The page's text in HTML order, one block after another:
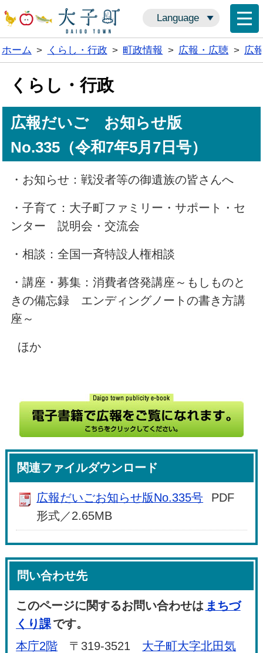
Language
ホーム > くらし・行政 > 町政情報 > 広報・広聴 > 広
くらし・行政
広報だいご お知らせ版
No.335（令和7年5月7日号）
・お知らせ：戦没者等の御遺族の皆さんへ
・子育て：大子町ファミリー・サポート・セ
ンター 説明会・交流会
・相談：全国一斉特設人権相談
・講座・募集：消費者啓発講座～もしものと
きの備忘録 エンディングノートの書き方講
座～
ほか
関連ファイルダウンロード
広報だいごお知らせ版No.335号
PDF
形式／2.65MB
問い合わせ先
このページに関するお問い合わせは まちづ
くり課です。
本庁2階 〒319-3521 大子町大字北田気